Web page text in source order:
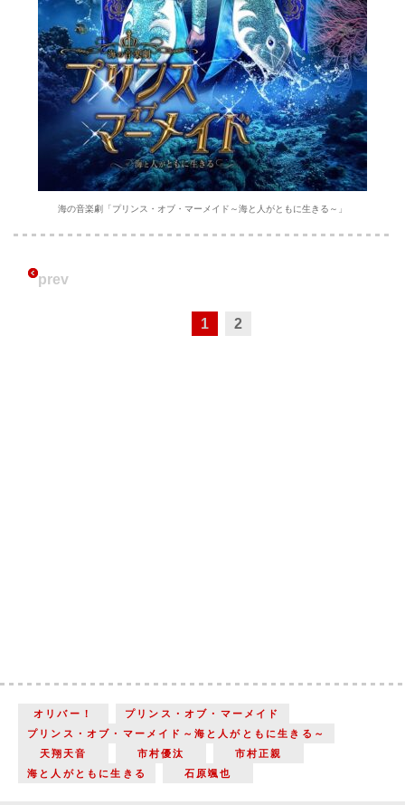
海の音楽劇「プリンス・オブ・マーメイド～海と人がともに生きる～」
prev
1 2
オリバー！
プリンス・オブ・マーメイド
プリンス・オブ・マーメイド～海と人がともに生きる～
天翔天音
市村優汰
市村正親
海と人がともに生きる
石原颯也